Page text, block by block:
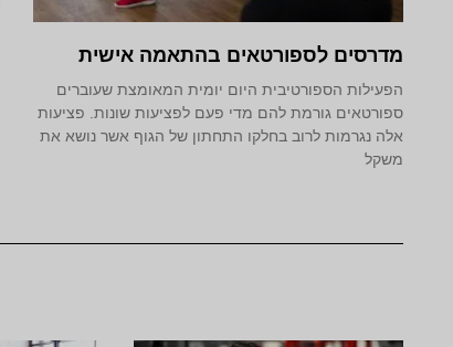
מדרסים לספורטאים בהתאמה אישית
הפעילות הספורטיבית היום יומית המאומצת שעוברים
ספורטאים גורמת להם מדי פעם לפציעות שונות. פציעות
אלה נגרמות לרוב בחלקו התחתון של הגוף אשר נושא את
משקל